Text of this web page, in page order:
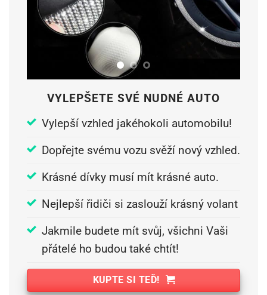
VYLEPŠETE SVÉ NUDNÉ AUTO
Vylepší vzhled jakéhokoli automobilu!
Dopřejte svému vozu svěží nový vzhled.
Krásné dívky musí mít krásné auto.
Nejlepší řidiči si zaslouží krásný volant
Jakmile budete mít svůj, všichni Vaši
přátelé ho budou také chtít!
KUPTE SI TEĎ!